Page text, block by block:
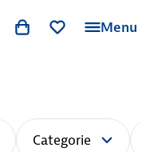
Menu
Categorie